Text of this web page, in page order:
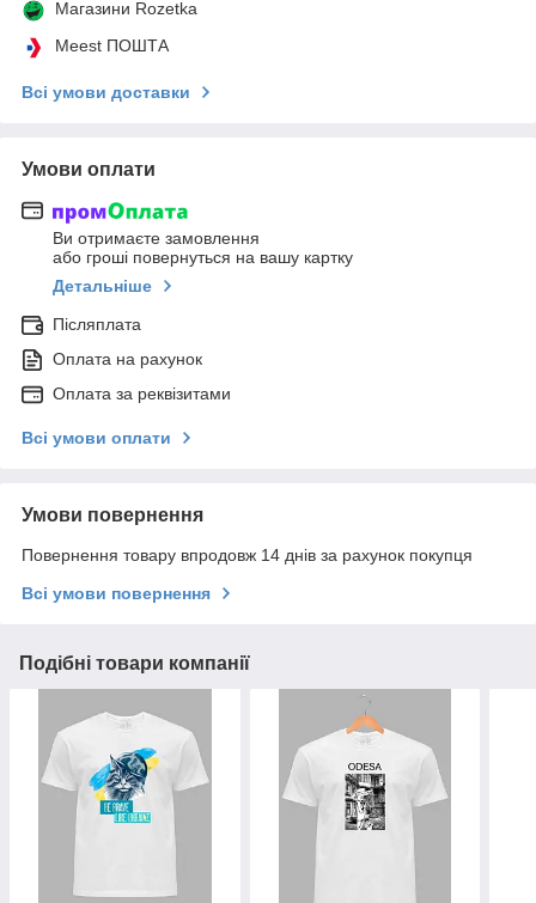
Магазини Rozetka
Meest ПОШТА
Всі умови доставки
Умови оплати
Ви отримаєте замовлення
або гроші повернуться на вашу картку
Детальніше
Післяплата
Оплата на рахунок
Оплата за реквізитами
Всі умови оплати
Умови повернення
Повернення товару впродовж 14 днів за рахунок покупця
Всі умови повернення
Подібні товари компанії